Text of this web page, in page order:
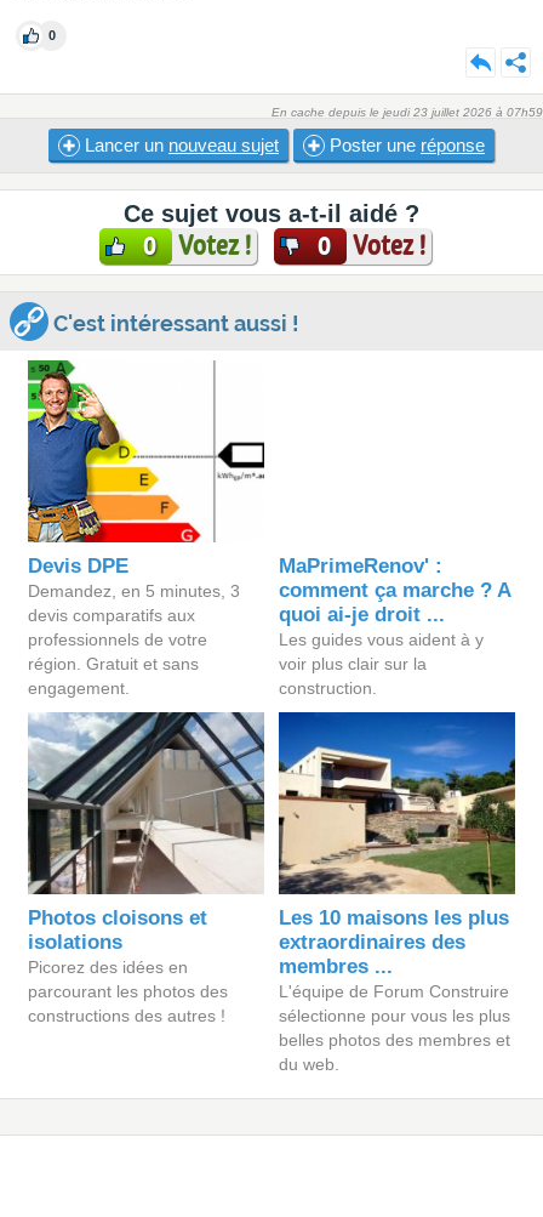
0
En cache depuis le jeudi 23 juillet 2026 à 07h59
Lancer un nouveau sujet Poster une réponse
Ce sujet vous a-t-il aidé ?
0 Votez ! 0 Votez !
C'est intéressant aussi !
Devis DPE
Demandez, en 5 minutes, 3
devis comparatifs aux
professionnels de votre
région. Gratuit et sans
engagement.
MaPrimeRenov' :
comment ça marche ? A
quoi ai-je droit ...
Les guides vous aident à y
voir plus clair sur la
construction.
Photos cloisons et
isolations
Picorez des idées en
parcourant les photos des
constructions des autres !
Les 10 maisons les plus
extraordinaires des
membres ...
L'équipe de Forum Construire
sélectionne pour vous les plus
belles photos des membres et
du web.